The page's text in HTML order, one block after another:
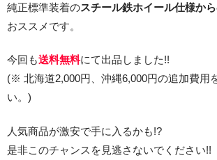
スチール鉄ホイール
純正標準装着のスチール鉄ホイール仕様か
おススメです。
今回も送料無料にて出品しました!!
(※ 北海道2,000円、沖縄6,000円の追加費用
い。)
人気商品が激安で手に入るかも!?
是非このチャンスを見逃さないでください!!